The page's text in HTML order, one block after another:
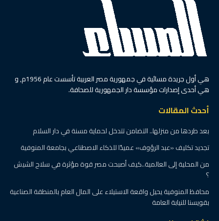
هي أول جريدة مسائية في جمهورية مصر العربية تأسست عام 1956م, و
هي أحدى إصدارات مؤسسة دار الجمهورية للصحافة.
أحدث المقالات
بعد طردها من منزلها.. التضامن تتدخل لحماية مسنة في دار السلام
تجديد تكليف «عبد الرؤوف» عميدًا للذكاء الاصطناعي بجامعة المنوفية
من المحلية إلى العالمية..كيف أصبحت مصر قوة مؤثرة في سلاح الشيش
؟
محافظ المنوفية يحيل واقعة الاستيلاء على المال العام بالمنطقة الصناعية
بقويسنا للنيابة العامة